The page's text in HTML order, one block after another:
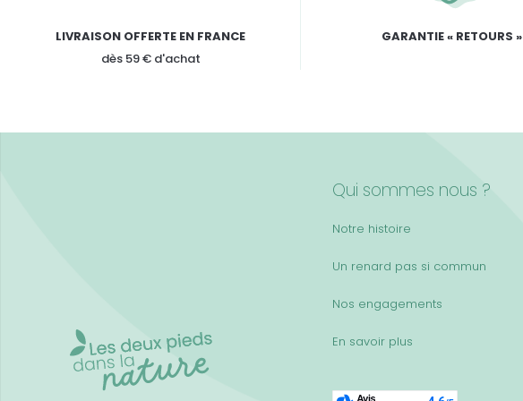
LIVRAISON OFFERTE EN FRANCE
dès 59 € d'achat
GARANTIE « RETOURS »
Qui sommes nous ?
Notre histoire
Un renard pas si commun
Nos engagements
En savoir plus